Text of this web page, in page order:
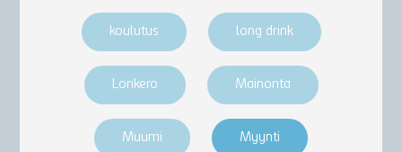
koulutus long drink
Lonkero Mainonta
Muumi Myynti